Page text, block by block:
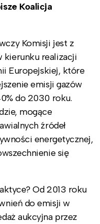
Koalicja
Komisji jest z
kierunku realizacji
Europejskiej, które
emisji gazów
do 2030 roku.
mogące
źródeł
energetycznej,
się
Od 2013 roku
do emisji w
aukcyjna przez